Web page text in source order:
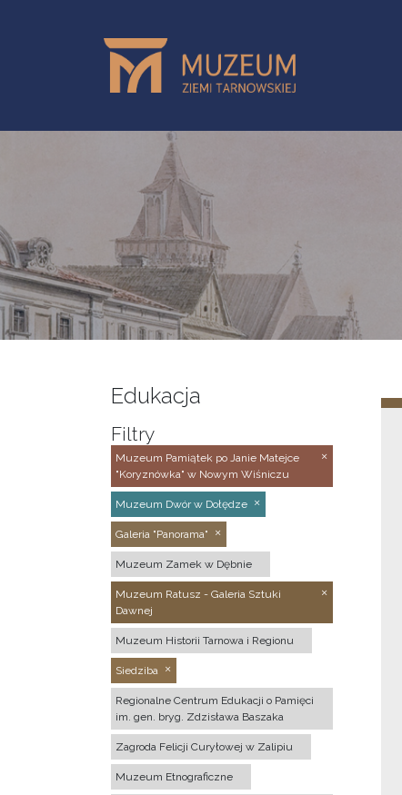
Edukacja
Filtry
Muzeum Pamiątek po Janie Matejce
"Koryznówka" w Nowym Wiśniczu
Muzeum Dwór w Dołędze
Galeria "Panorama"
Muzeum Zamek w Dębnie
Muzeum Ratusz - Galeria Sztuki
Dawnej
Muzeum Historii Tarnowa i Regionu
Siedziba
Regionalne Centrum Edukacji o Pamięci
im. gen. bryg. Zdzisława Baszaka
Zagroda Felicji Curyłowej w Zalipiu
Muzeum Etnograficzne